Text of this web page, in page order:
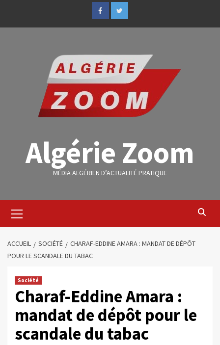
Algérie Zoom
MÉDIA ALGÉRIEN D’ACTUALITÉ PRATIQUE
ACCUEIL SOCIÉTÉ
CHARAF-EDDINE AMARA : MANDAT DE DÉPÔT
POUR LE SCANDALE DU TABAC
Société
Charaf-Eddine Amara :
mandat de dépôt pour le
scandale du tabac